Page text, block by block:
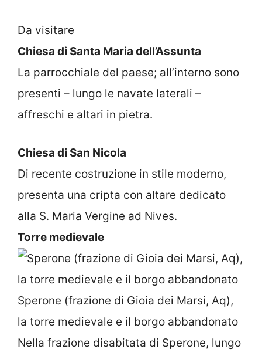
Da visitare
Chiesa di Santa Maria dell’Assunta
La parrocchiale del paese; all’interno sono
presenti – lungo le navate laterali –
affreschi e altari in pietra.
Chiesa di San Nicola
Di recente costruzione in stile moderno,
presenta una cripta con altare dedicato
alla S. Maria Vergine ad Nives.
Torre medievale
Sperone (frazione di Gioia dei Marsi, Aq),
la torre medievale e il borgo abbandonato
Nella frazione disabitata di Sperone, lungo